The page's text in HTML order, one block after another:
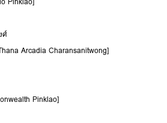
ศ์
Arcadia Charansanitwong]
Pinklao]